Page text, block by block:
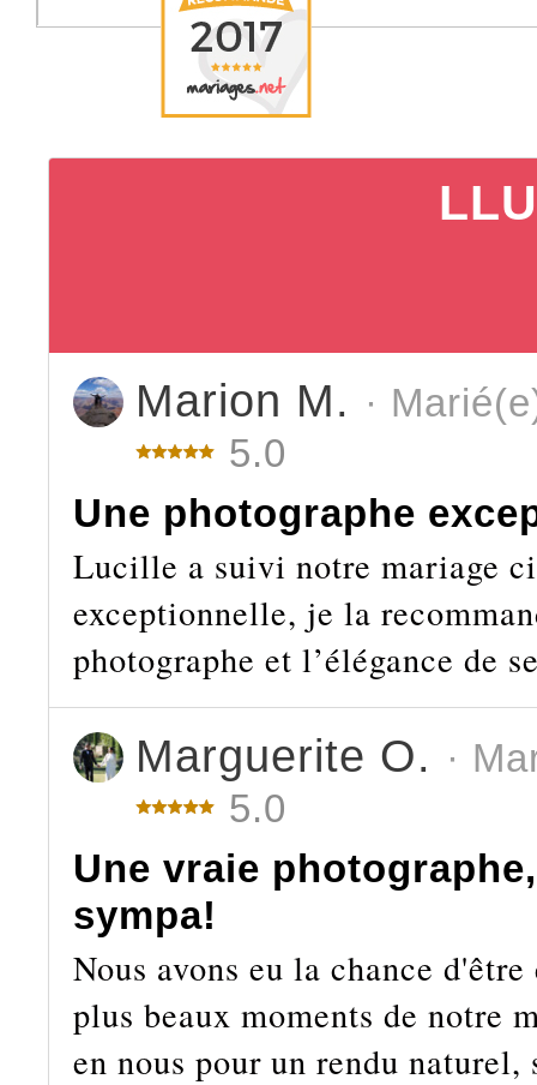
Marion M. ·
5.0
Une photographe
Lucille a suivi notre mariage
exceptionnelle, je la
photographe et l’élégance de
Marguerite O. ·
5.0
Une vraie
sympa!
Nous avons eu la chance
plus beaux moments de notre
en nous pour un rendu naturel,